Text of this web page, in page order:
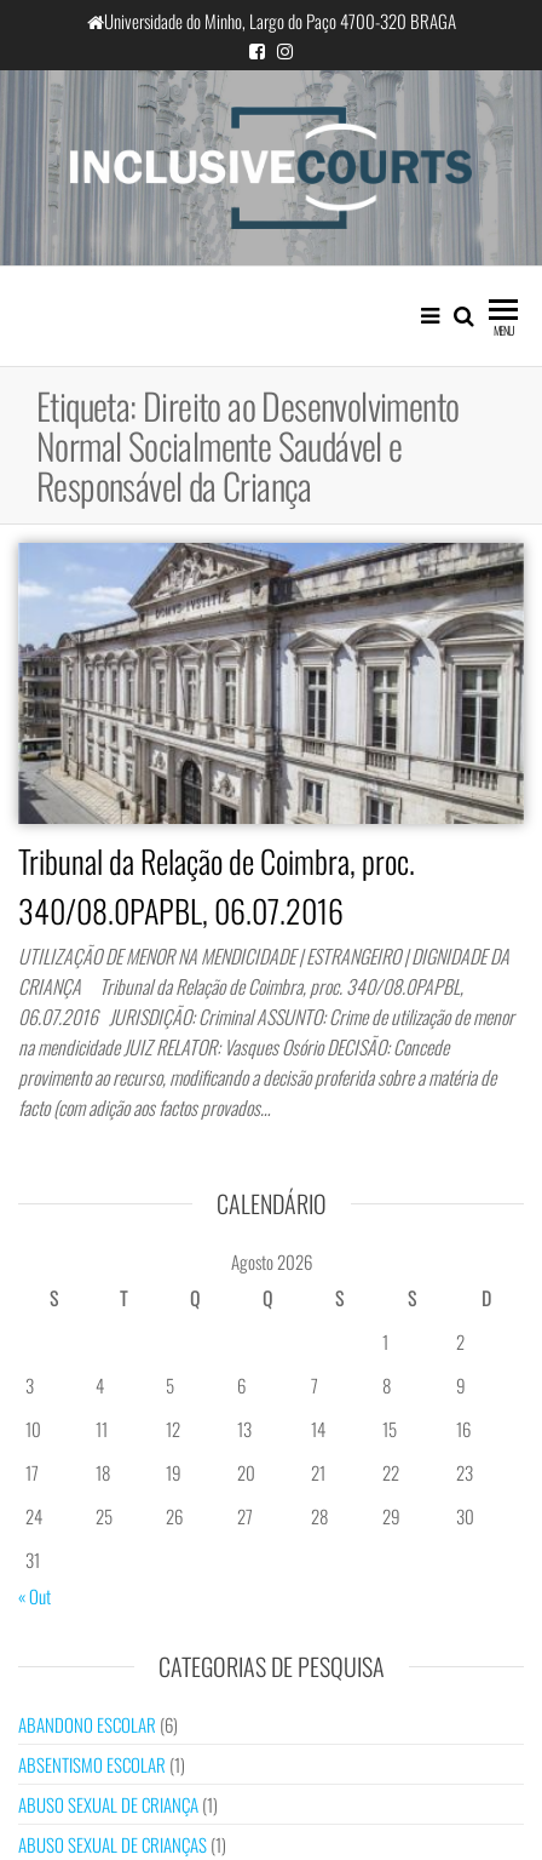
o
conteúdo
Universidade do Minho, Largo do Paço 4700-320 BRAGA
InclusiveCourts
Igualdade e diferença cultural na
prática judicial portuguesa
MENU
Etiqueta:Direito ao Desenvolvimento
Normal Socialmente Saudável e
Responsável da Criança
Tribunal da Relação de Coimbra, proc.
340/08.0PAPBL, 06.07.2016
UTILIZAÇÃO DE MENOR NA MENDICIDADE | ESTRANGEIRO | DIGNIDADE DA
CRIANÇA Tribunal da Relação de Coimbra, proc. 340/08.0PAPBL,
06.07.2016 JURISDIÇÃO: Criminal ASSUNTO: Crime de utilização de menor
na mendicidade JUIZ RELATOR: Vasques Osório DECISÃO: Concede
provimento ao recurso, modificando a decisão proferida sobre a matéria de
facto (com adição aos factos provados…
CALENDÁRIO
Agosto 2026
S
T Q Q S S
D
1
2
3
4 5 6 7 8
9
10
11 12 13 14 15
16
17
18 19 20 21 22
23
24
25 26 27 28 29
30
31
« Out
CATEGORIAS DE PESQUISA
ABANDONO ESCOLAR (6)
ABSENTISMO ESCOLAR (1)
ABUSO SEXUAL DE CRIANÇA(1)
ABUSO SEXUAL DE CRIANÇAS(1)